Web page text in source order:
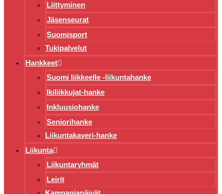
Liittyminen
Jäsenseurat
Suomisport
Tukipalvelut
Hankkeet
Suomi liikkeelle -liikuntahanke
Ikiliikkujat-hanke
Inkluusiohanke
Seniorihanke
Liikuntakaveri-hanke
Liikunta
Liikuntaryhmät
Leirit